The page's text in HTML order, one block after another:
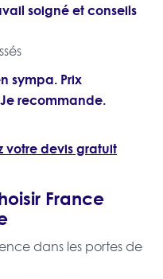
soigné et conseils
sympa. Prix
recommande.
votre devis gratuit
France
dans les portes de